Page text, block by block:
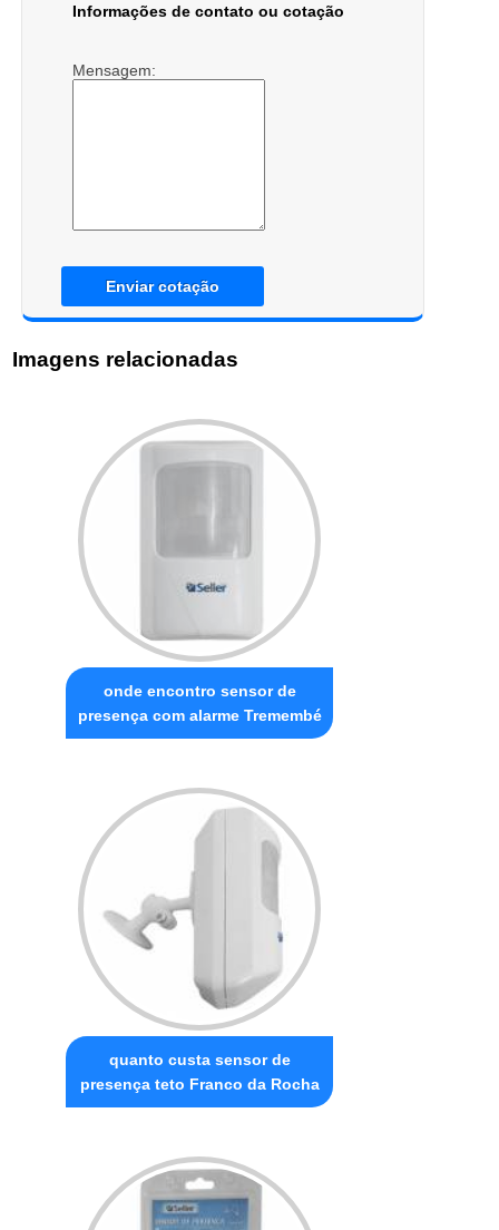
Informações de contato ou cotação
Mensagem:
Enviar cotação
Imagens relacionadas
onde encontro sensor de
presença com alarme Tremembé
quanto custa sensor de
presença teto Franco da Rocha